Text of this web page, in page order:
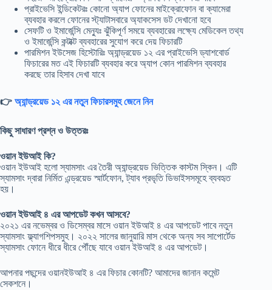
প্রাইভেসি ইন্ডিকেটরঃ কোনো অ্যাপ ফোনের মাইক্রোফোন বা ক্যামেরা
ব্যবহার করলে ফোনের স্ট্যাটাসবারে অ্যাকসেস ডট দেখানো হবে
সেফটি ও ইমার্জেন্সি মেন্যুঃ ঝুঁকিপূর্ণ সময়ে ব্যবহারের লক্ষ্যে মেডিকেল তথ্য
ও ইমার্জেন্সি কন্টাক্ট ব্যবহারের সুযোগ করে দেয় ফিচারটি
পারমিশন ইউসেজ হিস্টোরিঃ অ্যান্ড্রয়েড ১২ এর প্রাইভেসি ড্যাশবোর্ড
ফিচারের মত এই ফিচারটি ব্যবহার করে অ্যাপ কোন পারমিশন ব্যবহার
করছে তার হিসাব দেখা যাবে
👉 অ্যান্ড্রয়েড ১২ এর নতুন ফিচারসমুহ জেনে নিন
কিছু সাধারণ প্রশ্ন ও উত্তরঃ
ওয়ান ইউআই কি?
ওয়ান ইউআই হলো স্যামসাং এর তৈরী অ্যান্ড্রয়েড ভিত্তিক কাস্টম স্কিন। এটি
স্যামসাং দ্বারা নির্মিত এন্ড্রয়েড স্মার্টফোন, ট্যাব প্রভৃতি ডিভাইসসমূহে ব্যবহৃত
হয়।
ওয়ান ইউআই ৪ এর আপডেট কখন আসবে?
২০২১ এর নভেম্বর ও ডিসেম্বর মাসে ওয়ান ইউআই ৪ এর আপডেট পাবে নতুন
স্যামসাং ফ্ল্যাগশিপসমুহ। ২০২২ সালের জানুয়ারি মাস থেকে অন্য সব সাপোর্টেড
স্যামসাং ফোনে ধীরে ধীরে পৌঁছে যাবে ওয়ান ইউআই ৪ এর আপডেট।
আপনার পছন্দের ওয়ানইউআই ৪ এর ফিচার কোনটি? আমাদের জানান কমেন্ট
সেকশনে।